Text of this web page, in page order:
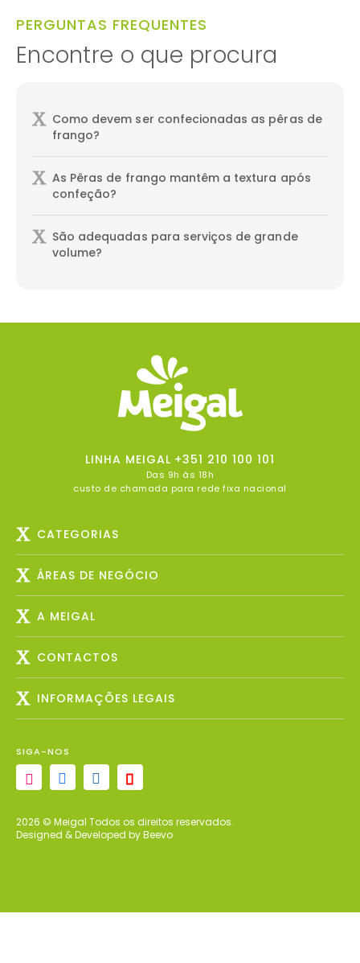
PERGUNTAS FREQUENTES
Encontre o que procura
Como devem ser confecionadas as pêras de
frango?
As Pêras de frango mantêm a textura após
confeção?
São adequadas para serviços de grande
volume?
LINHA MEIGAL +351 210 100 101
Das 9h às 18h
custo de chamada para rede fixa nacional
CATEGORIAS
ÁREAS DE NEGÓCIO
A MEIGAL
CONTACTOS
INFORMAÇÕES LEGAIS
SIGA-NOS
2026 © Meigal Todos os direitos reservados.
Designed & Developed by Beevo